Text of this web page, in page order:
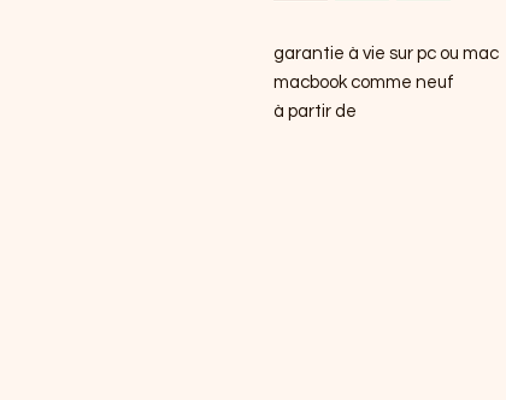
garantie à vie sur pc ou mac
macbook comme neuf
à partir de